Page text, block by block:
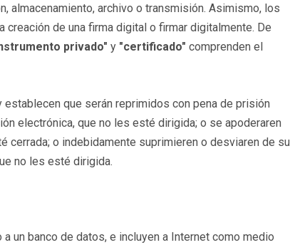
almacenamiento, archivo o transmisión. Asimismo, los
creación de una firma digital o firmar digitalmente. De
privado" y "certificado" comprenden el
que serán reprimidos con pena de prisión
electrónica, que no les esté dirigida; o se apoderaren
cerrada; o indebidamente suprimieren o desviaren de su
no les esté dirigida.
un banco de datos, e incluyen a Internet como medio